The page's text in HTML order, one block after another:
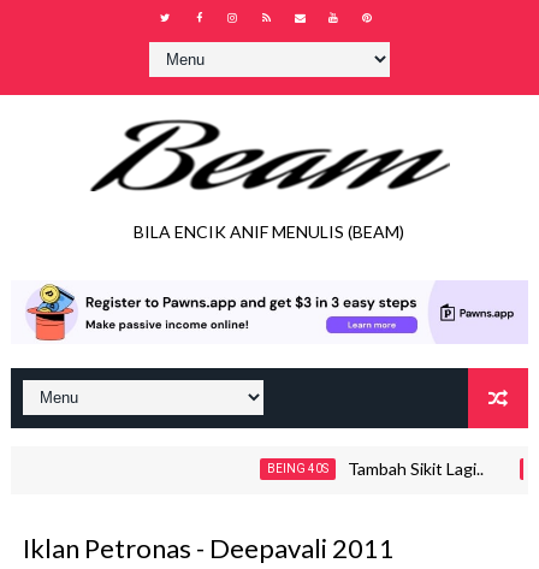
BILA ENCIK ANIF MENULIS (BEAM)
BEING 40S Tambah Sikit Lagi..
Iklan Petronas - Deepavali 2011